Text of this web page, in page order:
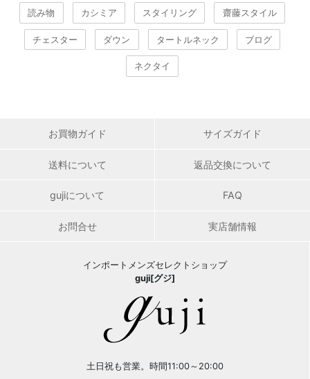
読み物 カシミア スタイリング 齋藤スタイル
チェスター ダウン タートルネック ブログ
ネクタイ
お買物ガイド サイズガイド
送料について 返品交換について
gujiについて FAQ
お問合せ 実店舗情報
インポートメンズセレクトショップ
guji[グジ]
土日祝も営業。時間11:00～20:00